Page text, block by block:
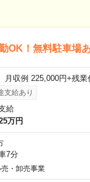
OK！無料駐車場
収例 225,000円+残業
支給あり
給
万円
7分
売・卸売事業